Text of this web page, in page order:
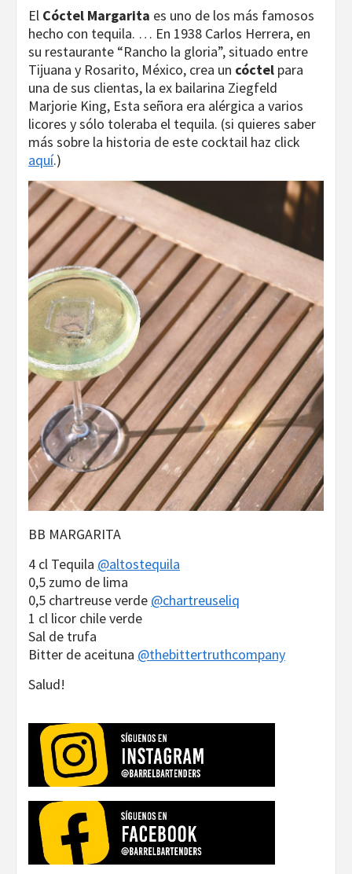
El Cóctel Margarita es uno de los más famosos
hecho con tequila. … En 1938 Carlos Herrera, en
su restaurante “Rancho la gloria”, situado entre
Tijuana y Rosarito, México, crea un cóctel para
una de sus clientas, la ex bailarina Ziegfeld
Marjorie King, Esta señora era alérgica a varios
licores y sólo toleraba el tequila. (si quieres saber
más sobre la historia de este cocktail haz click
aquí.)
BB MARGARITA
4 cl Tequila @altostequila
0,5 zumo de lima
0,5 chartreuse verde @chartreuseliq
1 cl licor chile verde
Sal de trufa
Bitter de aceituna @thebittertruthcompany
Salud!